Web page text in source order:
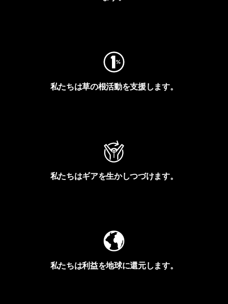
私たちは草の根活動を支援します。
私たちはギアを生かしつづけます。
私たちは利益を地球に還元します。